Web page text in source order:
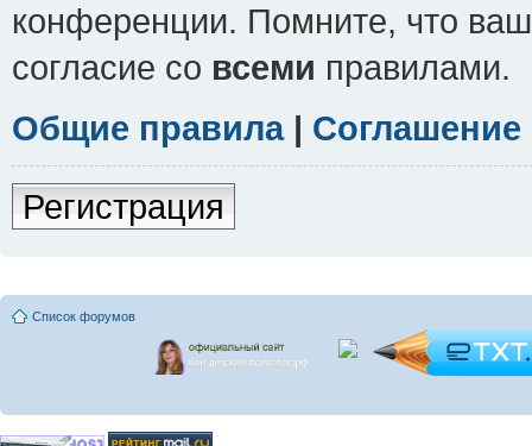
конференции. Помните, что
согласие со всеми правилами.
Общие правила|
Регистрация
Список форумов